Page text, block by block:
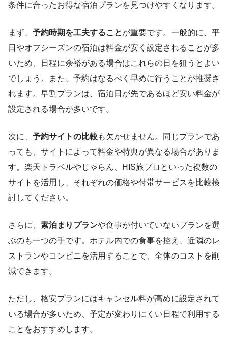
条件に合ったお得な宿泊プランを見つけやすくなります。
まず、 予約時期を工夫することが重要です。一般的に、平
日やオフシーズンの宿泊は料金が安く設定されることが多
いため、日程に余裕がある場合はこれらの日を狙うとよい
でしょう。また、予約はなるべく早めに行うことが推奨さ
れます。早割プランは、宿泊日が先であるほど安い料金が
設定される場合が多いです。
次に、 予約サイトの比較も欠かせません。同じプランであ
っても、サイトによって料金や特典が異なる場合がありま
す。楽天トラベルやじゃらん、HIS旅プロといった複数の
サイトを活用し、それぞれの価格や付帯サービスを比較検
討してください。
さらに、 素泊まりプランや食事が付いていないプランを選
ぶのも一つの手です。ホテル内での食事を控え、近隣のレ
ストランやコンビニを活用することで、全体のコストを削
減できます。
ただし、格安プランにはキャンセル料が高めに設定されて
いる場合が多いため、予定が変わりにくい日程で利用する
ことをおすすめします。